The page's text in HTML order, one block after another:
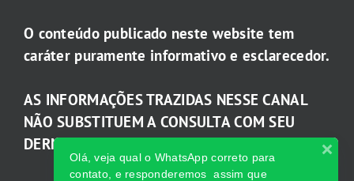
O conteúdo publicado neste website tem
caráter puramente informativo e esclarecedor.
AS INFORMAÇÕES TRAZIDAS NESSE CANAL
NÃO SUBSTITUEM A CONSULTA COM SEU
DERMATOLOGISTA.
Olá, veja qual o WhatsApp correto para
contato, e responderemos assim que